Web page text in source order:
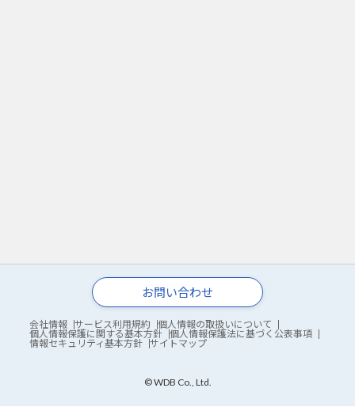
お問い合わせ
会社情報 サービス利用規約
個人情報の取扱いについて
個人情報保護に関する基本方針
個人情報保護法に基づく公表事項
情報セキュリティ基本方針
サイトマップ
© WDB Co., Ltd.